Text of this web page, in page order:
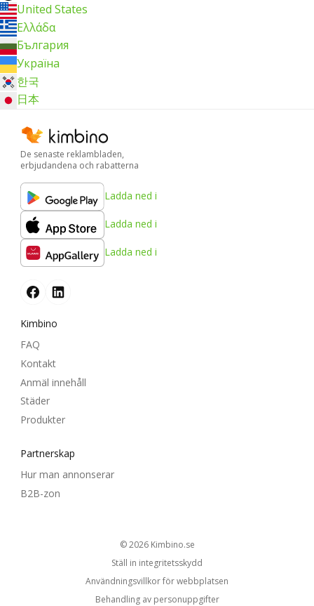
United States
Ελλάδα
България
Україна
한국
日本
De senaste reklambladen,
erbjudandena och rabatterna
Ladda ned i
Ladda ned i
Ladda ned i
Kimbino
FAQ
Kontakt
Anmäl innehåll
Städer
Produkter
Partnerskap
Hur man annonserar
B2B-zon
© 2026 kimbino.se
Ställ in integritetsskydd
Användningsvillkor för webbplatsen
Behandling av personuppgifter